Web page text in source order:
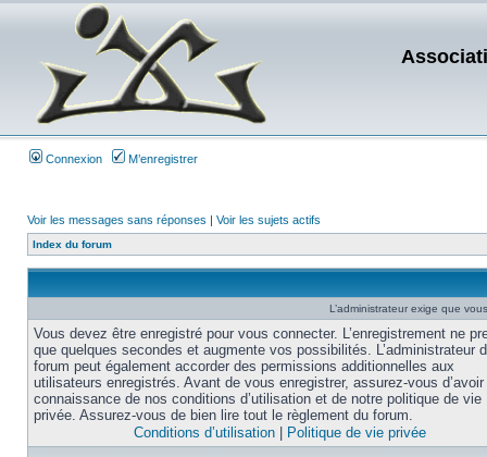
Connexion M’enregistrer
Voir les messages sans réponses | Voir les sujets actifs
Index du forum
L’administrateur exige que
Vous devez être enregistré pour vous connecter. L’enregistrement ne
que quelques secondes et augmente vos possibilités. L’administrateur
forum peut également accorder des permissions additionnelles aux
utilisateurs enregistrés. Avant de vous enregistrer, assurez-vous
connaissance de nos conditions d’utilisation et de notre politique de vie
privée. Assurez-vous de bien lire tout le règlement du forum.
Conditions d’utilisation
Politique de vie privée